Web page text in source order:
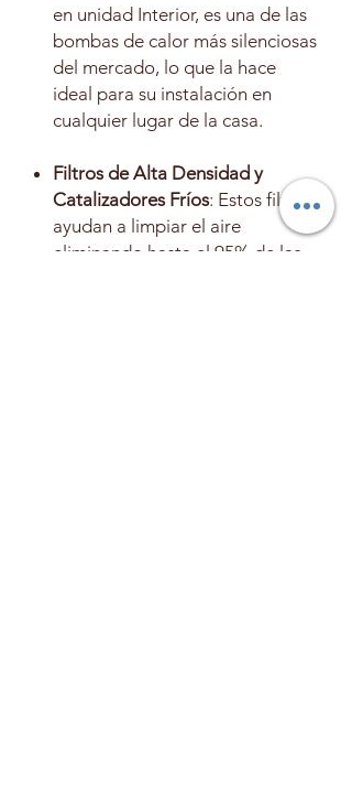
en unidad Interior, es una de las
bombas de calor más silenciosas
del mercado, lo que la hace
ideal para su instalación en
cualquier lugar de la casa.
Filtros de Alta Densidad y
Catalizadores Fríos: Estos filtros
ayudan a limpiar el aire
eliminando hasta el 95% de las